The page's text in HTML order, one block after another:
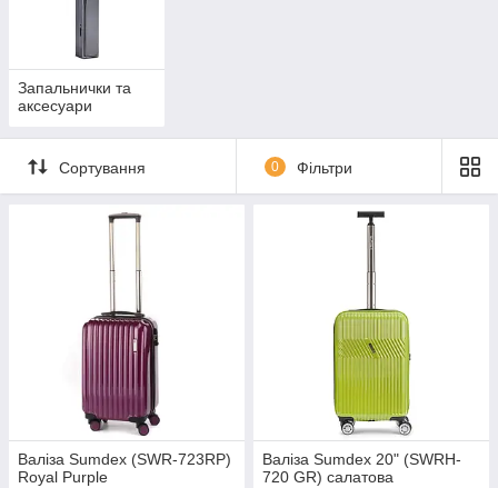
Запальнички та
аксесуари
Сортування 0 Фільтри
Валіза Sumdex (SWR-723RP)
Royal Purple
Валіза Sumdex 20" (SWRH-
720 GR) салатова